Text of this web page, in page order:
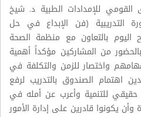
القومي للإمدادات الطبية د. شيخ
التدريبية (فن الإبداع في حل
اليوم بالتعاون مع منظمة الصحة
من المشاركين مؤكداً أهمية
واختصار للزمن والتكلفة في
اهتمام الصندوق بالتدريب لرفع
حقيقي للتنمية وأعرب عن أمله في
وأن يكونوا قادرين على إدارة الأمور